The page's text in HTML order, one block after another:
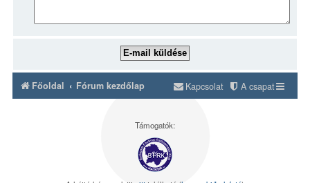
Főoldal Fórum kezdőlap A csapat
Kapcsolat
Támogatók: